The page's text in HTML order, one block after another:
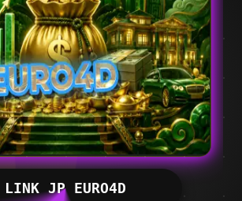
LINK JP EURO4D